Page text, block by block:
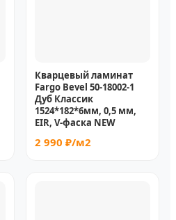
Кварцевый ламинат
Fargo Bevel 50-18002-1
Дуб Классик
1524*182*6мм, 0,5 мм,
EIR, V-фаска NEW
2 990 ₽/м2